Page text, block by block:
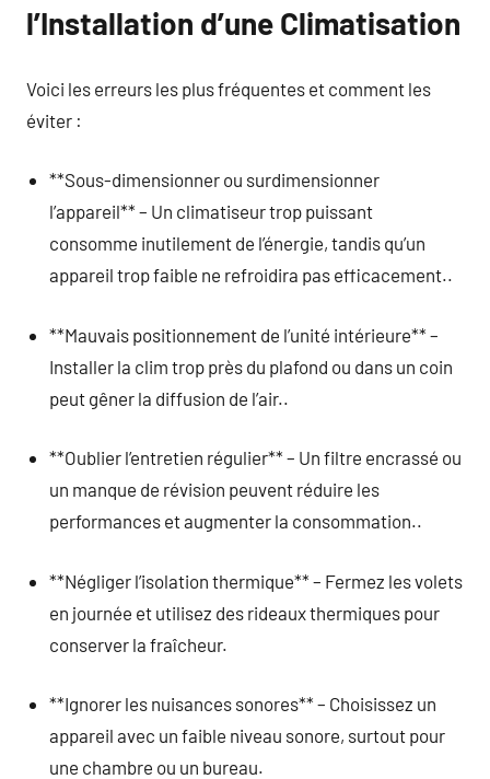
l’Installation d’une Climatisation
Voici les erreurs les plus fréquentes et comment les
éviter :
**Sous-dimensionner ou surdimensionner
l’appareil** – Un climatiseur trop puissant
consomme inutilement de l’énergie, tandis qu’un
appareil trop faible ne refroidira pas efficacement..
**Mauvais positionnement de l’unité intérieure** –
Installer la clim trop près du plafond ou dans un coin
peut gêner la diffusion de l’air..
**Oublier l’entretien régulier** – Un filtre encrassé ou
un manque de révision peuvent réduire les
performances et augmenter la consommation..
**Négliger l’isolation thermique** – Fermez les volets
en journée et utilisez des rideaux thermiques pour
conserver la fraîcheur.
**Ignorer les nuisances sonores** – Choisissez un
appareil avec un faible niveau sonore, surtout pour
une chambre ou un bureau.